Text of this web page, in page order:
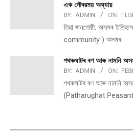
এক গৌৰৱময় অধ্যায়
BY: ADMIN ON:
তিৱা জনগোষ্ঠী: অসমৰ
community ) অসমৰ
পথ​ৰুঘাট​ৰ ৰণ আৰু নামনি
BY: ADMIN ON:
পথ​ৰুঘাট​ৰ ৰণ আৰু নামনি
(Patharughat